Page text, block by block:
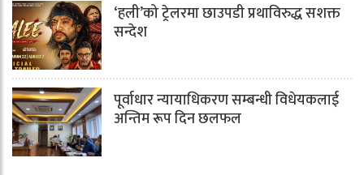
‘हली’को ट्रेलरमा छाउपडी प्रथाविरुद्ध सशक्त
सन्देश
पूर्वाधार न्यायाधिकरण सम्बन्धी विधेयकलाई
अन्तिम रूप दिन छलफल